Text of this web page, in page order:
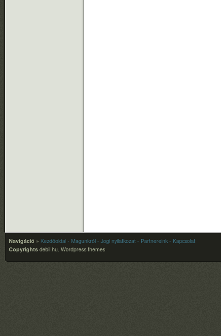
Navigáció » Kezdõoldal - Magunkról - Jogi nyilatkozat - Partnereink - Kapcsolat
Copyrights debil.hu. Wordpress themes